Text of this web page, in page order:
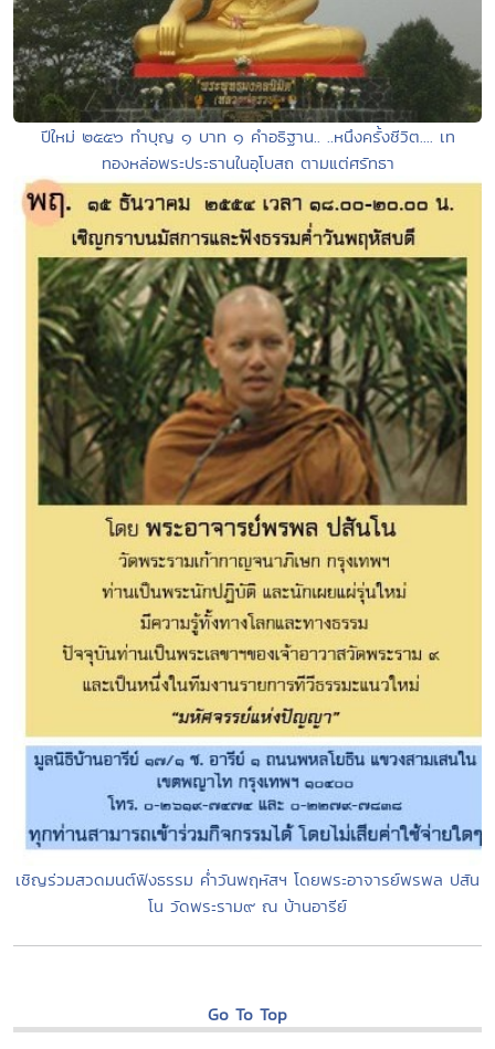
ปีใหม่ ๒๕๕๖ ทำบุญ ๑ บาท ๑ คำอธิฐาน.. ..หนึงครั้งชีวิต.... เท
ทองหล่อพระประธานในอุโบสถ ตามแต่ศรัทธา
เชิญร่วมสวดมนต์ฟังธรรม ค่ำวันพฤหัสฯ โดยพระอาจารย์พรพล ปสัน
โน วัดพระราม๙ ณ บ้านอารีย์
Go To Top